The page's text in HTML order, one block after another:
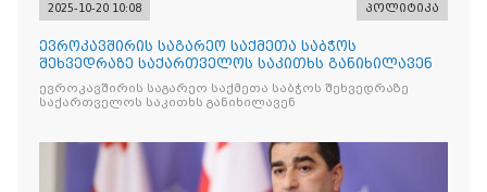
2025-10-20 10:08 პოლიტიკა
ევროკავშირის საგარეო საქმეთა საბჭოს
შეხვედრაზე საქართველოს საკითხს განიხილავენ
ევროკავშირის საგარეო საქმეთა საბჭოს შეხვედრაზე
საქართველოს საკითხს განიხილავენ